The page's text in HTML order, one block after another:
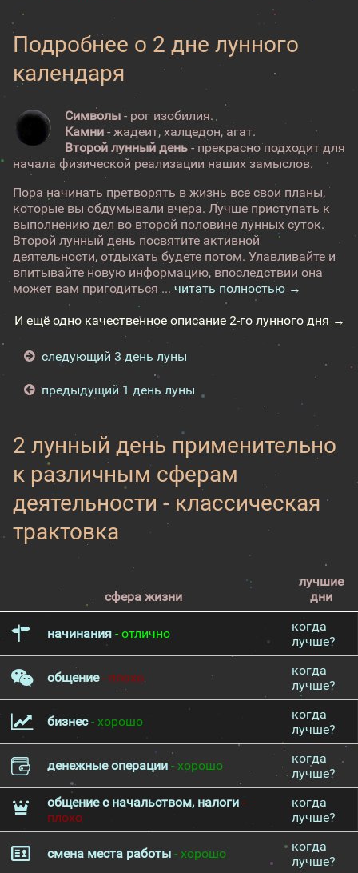
Подробнее о 2 дне лунного
календаря
Символы - рог изобилия.
Камни - жадеит, халцедон, агат.
Второй лунный день - прекрасно подходит для
начала физической реализации наших замыслов.
Пора начинать претворять в жизнь все свои планы,
которые вы обдумывали вчера. Лучше приступать к
выполнению дел во второй половине лунных суток.
Второй лунный день посвятите активной
деятельности, отдыхать будете потом. Улавливайте и
впитывайте новую информацию, впоследствии она
может вам пригодиться ... читать полностью →
И ещё одно качественное описание 2-го лунного дня →
следующий 3 день луны
предыдущий 1 день луны
2 лунный день применительно
к различным сферам
деятельности - классическая
трактовка
сфера жизни
лучшие
дни
начинания - отлично
когда
лучше?
общение- плохо
когда
лучше?
бизнес- хорошо
когда
лучше?
денежные операции - хорошо
когда
лучше?
общение с начальством, налоги -
плохо
когда
лучше?
смена места работы - хорошо
когда
лучше?